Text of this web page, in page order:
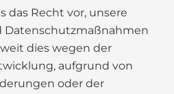
das Recht vor, unsere
Datenschutzmaßnahmen
dies wegen der
aufgrund von
oder der